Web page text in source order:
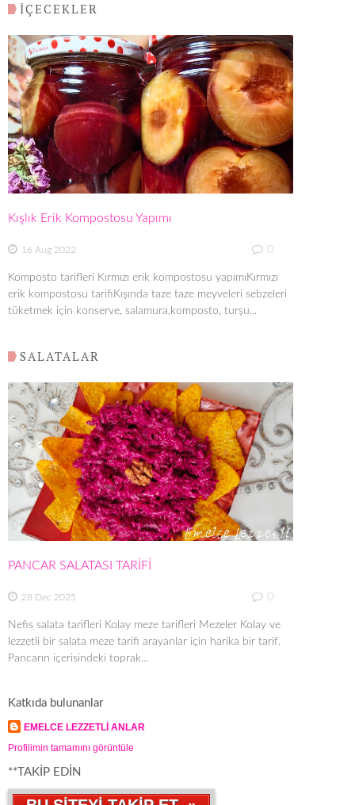
İÇECEKLER
Kışlık Erik Kompostosu Yapımı
16 Aug 2022 0
Komposto tarifleri Kırmızı erik kompostosu yapımıKırmızı
erik kompostosu tarifiKışında taze taze meyveleri sebzeleri
tüketmek için konserve, salamura,komposto, turşu...
SALATALAR
PANCAR SALATASI TARİFİ
28 Dec 2025 0
Nefis salata tarifleri Kolay meze tarifleri Mezeler Kolay ve
lezzetli bir salata meze tarifi arayanlar için harika bir tarif.
Pancarın içerisindeki toprak...
Katkıda bulunanlar
EMELCE LEZZETLİ ANLAR
Profilimin tamamını görüntüle
**TAKİP EDİN